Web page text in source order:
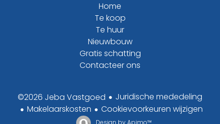
Home
Te koop
Te huur
Nieuwbouw
Gratis schatting
Contacteer ons
©2026 Jeba Vastgoed
Juridische mededeling
Makelaarskosten
Cookievoorkeuren wijzigen